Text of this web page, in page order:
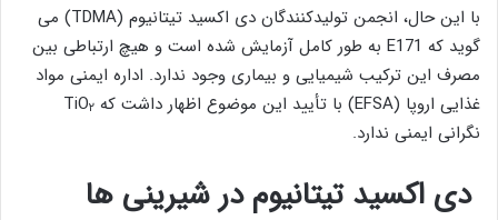
با این حال، انجمن تولیدکنندگان دی اکسید تیتانیوم (TDMA) می
گوید که E171 به طور کامل آزمایش شده است و هیچ ارتباطی بین
مصرف این ترکیب شیمیایی و بیماری وجود ندارد. اداره ایمنی مواد
غذایی اروپا (EFSA) با تأیید این موضوع اظهار داشت که TiO
۲
نگرانی ایمنی ندارد.
دی اکسید تیتانیوم در شیرینی ها